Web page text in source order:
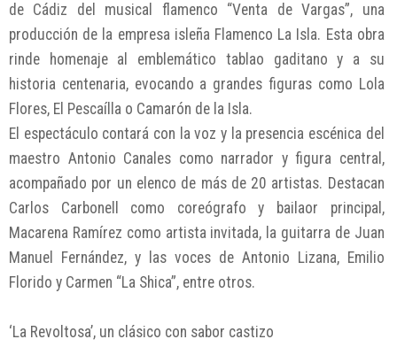
de Cádiz del musical flamenco “Venta de Vargas”, una
producción de la empresa isleña Flamenco La Isla. Esta obra
rinde homenaje al emblemático tablao gaditano y a su
historia centenaria, evocando a grandes figuras como Lola
Flores, El Pescaílla o Camarón de la Isla.
El espectáculo contará con la voz y la presencia escénica del
maestro Antonio Canales como narrador y figura central,
acompañado por un elenco de más de 20 artistas. Destacan
Carlos Carbonell como coreógrafo y bailaor principal,
Macarena Ramírez como artista invitada, la guitarra de Juan
Manuel Fernández, y las voces de Antonio Lizana, Emilio
Florido y Carmen “La Shica”, entre otros.
‘La Revoltosa’, un clásico con sabor castizo